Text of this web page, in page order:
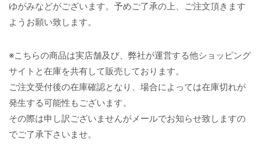
ゆがみなどがございます。予めご了承の上、ご注文頂きます
ようお願い致します。
※こちらの商品は実店舗及び、弊社が運営する他ショッピング
サイトと在庫を共有して販売しております。
ご注文受付後の在庫確認となり、場合によっては在庫切れが
発生する可能性もございます。
その際は申し訳ございませんがメールでお知らせ致しますの
でご了承下さいませ。